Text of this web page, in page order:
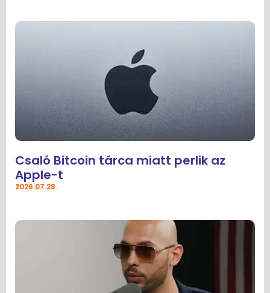
Csaló Bitcoin tárca miatt perlik az
Apple-t
2026.07.28.